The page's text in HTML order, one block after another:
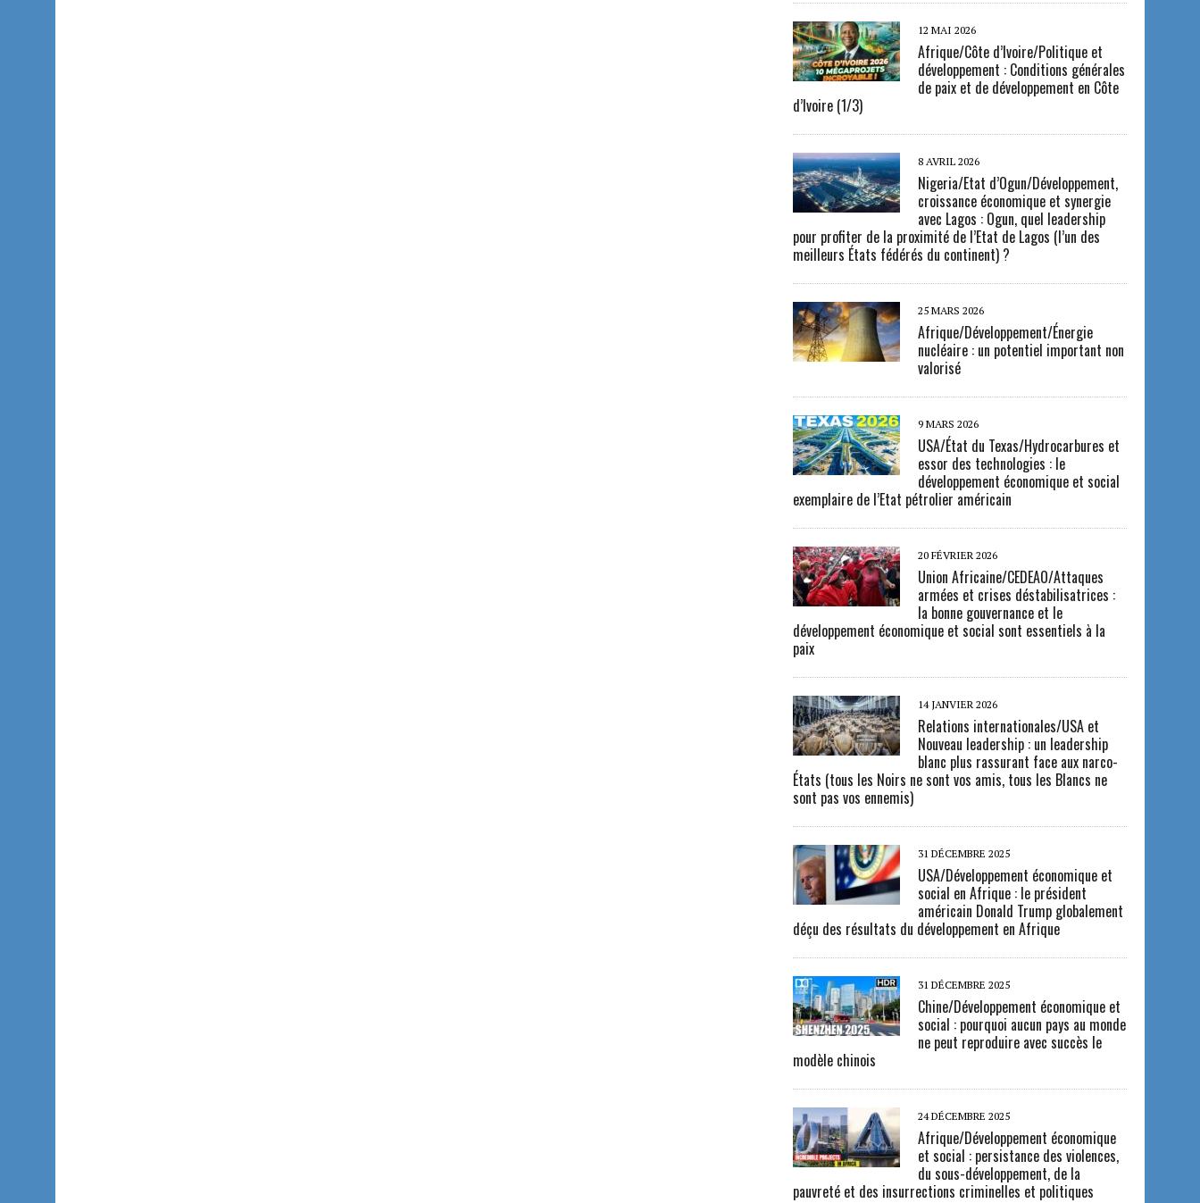
12 MAI 2026
Afrique/Côte d’Ivoire/Politique et
développement : Conditions générales
de paix et de développement en Côte
d’Ivoire (1/3)
8 AVRIL 2026
Nigeria/Etat d’Ogun/Développement,
croissance économique et synergie
avec Lagos : Ogun, quel leadership
pour profiter de la proximité de l’Etat de Lagos (l’un des
meilleurs États fédérés du continent) ?
25 MARS 2026
Afrique/Développement/Énergie
nucléaire : un potentiel important non
valorisé
9 MARS 2026
USA/État du Texas/Hydrocarbures et
essor des technologies : le
développement économique et social
exemplaire de l’Etat pétrolier américain
20 FÉVRIER 2026
Union Africaine/CEDEAO/Attaques
armées et crises déstabilisatrices :
la bonne gouvernance et le
développement économique et social sont essentiels à la
paix
14 JANVIER 2026
Relations internationales/USA et
Nouveau leadership : un leadership
blanc plus rassurant face aux narco-
États (tous les Noirs ne sont vos amis, tous les Blancs ne
sont pas vos ennemis)
31 DÉCEMBRE 2025
USA/Développement économique et
social en Afrique : le président
américain Donald Trump globalement
déçu des résultats du développement en Afrique
31 DÉCEMBRE 2025
Chine/Développement économique et
social : pourquoi aucun pays au monde
ne peut reproduire avec succès le
modèle chinois
24 DÉCEMBRE 2025
Afrique/Développement économique
et social : persistance des violences,
du sous-développement, de la
pauvreté et des insurrections criminelles et politiques